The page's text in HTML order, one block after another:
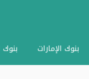
بنوك الإمارات بنوك